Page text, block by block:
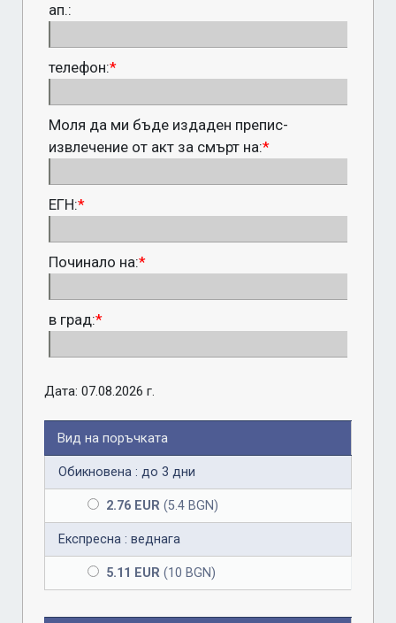
ап.:
телефон:*
Моля да ми бъде издаден препис-
извлечение от акт за смърт на:*
ЕГН:*
Починало на:*
в град:*
Дата: 07.08.2026 г.
Вид на поръчката
Обикновена : до 3 дни
2.76 EUR (5.4 BGN)
Експресна : веднага
5.11 EUR (10 BGN)